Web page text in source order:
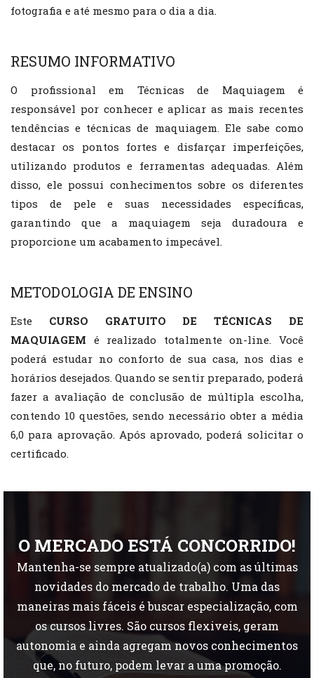
fotografia e até mesmo para o dia a dia.
RESUMO INFORMATIVO
O profissional em Técnicas de Maquiagem é
responsável por conhecer e aplicar as mais recentes
tendências e técnicas de maquiagem. Ele sabe como
destacar os pontos fortes e disfarçar imperfeições,
utilizando produtos e ferramentas adequadas. Além
disso, ele possui conhecimentos sobre os diferentes
tipos de pele e suas necessidades específicas,
garantindo que a maquiagem seja duradoura e
proporcione um acabamento impecável.
METODOLOGIA DE ENSINO
Este CURSO GRATUITO DE TÉCNICAS DE
MAQUIAGEM é realizado totalmente on-line. Você
poderá estudar no conforto de sua casa, nos dias e
horários desejados. Quando se sentir preparado, poderá
fazer a avaliação de conclusão de múltipla escolha,
contendo 10 questões, sendo necessário obter a média
6,0 para aprovação. Após aprovado, poderá solicitar o
certificado.
O MERCADO ESTÁ CONCORRIDO!
Mantenha-se sempre atualizado(a) com as últimas
novidades do mercado de trabalho. Uma das
maneiras mais fáceis é buscar especialização, com
os cursos livres. São cursos flexiveis, geram
autonomia e ainda agregam novos conhecimentos
que, no futuro, podem levar a uma promoção.